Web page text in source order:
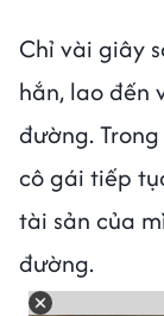
Chỉ vài giây
hắn, lao đến
đường.
cô gái tiếp
tài sản của
đường.